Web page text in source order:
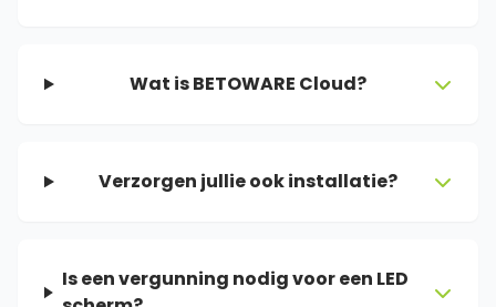
Wat is BETOWARE Cloud?
Verzorgen jullie ook installatie?
Is een vergunning nodig voor een LED